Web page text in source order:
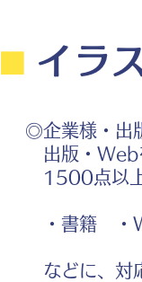
⬛︎ イラ
◎企業様・出
出版・Web
1500点以上
・書籍 ・
などに、対